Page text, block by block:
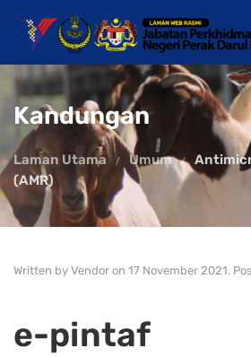
Kandungan
Laman Utama Umum
(AMR)
Written by Vendor on 17 November 2021.
e-pintaf